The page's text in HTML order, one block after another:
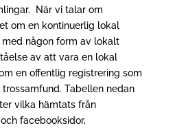
När vi talar om
om en kontinuerlig lokal
någon form av lokalt
av att vara en lokal
en offentlig registrering som
Tabellen nedan
vilka hämtats från
facebooksidor,